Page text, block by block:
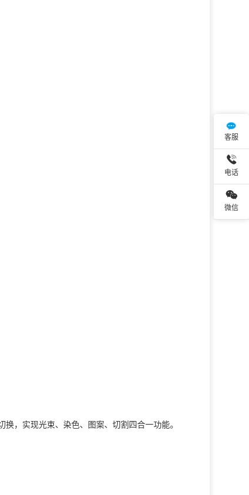
，实现光束、染色、图案、切割四合一功能。
客服
电话
微信